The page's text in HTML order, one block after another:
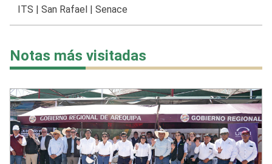
ITS San Rafael Senace
Notas más visitadas